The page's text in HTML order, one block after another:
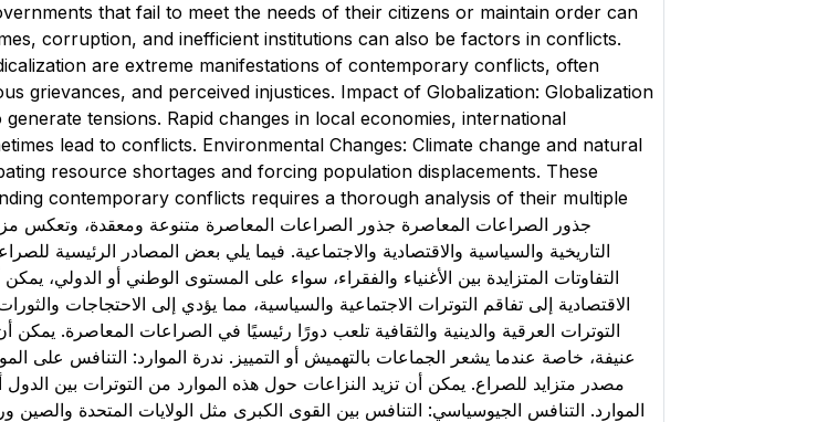
that fail to meet the needs of their citizens or maintain order can
corruption, and inefficient institutions can also be factors in conflicts.
are extreme manifestations of contemporary conflicts, often
grievances, and perceived injustices. Impact of Globalization: Globalization
tensions. Rapid changes in local economies, international
lead to conflicts. Environmental Changes: Climate change and natural
resource shortages and forcing population displacements. These
contemporary conflicts requires a thorough analysis of their multiple
التاريخية والسياسية والاقتصادية والاجتماعية. فيما يلي بعض المصادر الرئيسية
التفاوتات المتزايدة بين الأغنياء والفقراء، سواء على المستوى الوطني أو
الاقتصادية إلى تفاقم التوترات الاجتماعية والسياسية، مما يؤدي إلى الاحتجاجات
التوترات العرقية والدينية والثقافية تلعب دورًا رئيسيًا في الصراعات المعاصرة.
عنيفة، خاصة عندما يشعر الجماعات بالتهميش أو التمييز. ندرة الموارد: التنافس على
مصدر متزايد للصراع. يمكن أن تزيد النزاعات حول هذه الموارد من التوترات بين
الموارد. التنافس الجيوسياسي: التنافس بين القوى الكبرى مثل الولايات المتحدة